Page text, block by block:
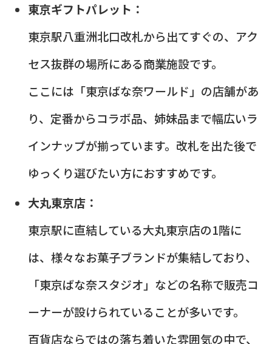
東京ギフトパレット：
東京駅八重洲北口改札から出てすぐの、アク
セス抜群の場所にある商業施設です。
ここには「東京ばな奈ワールド」の店舗があ
り、定番からコラボ品、姉妹品まで幅広いラ
インナップが揃っています。改札を出た後で
ゆっくり選びたい方におすすめです。
大丸東京店：
東京駅に直結している大丸東京店の1階に
は、様々なお菓子ブランドが集結しており、
「東京ばな奈スタジオ」などの名称で販売コ
ーナーが設けられていることが多いです。
百貨店ならではの落ち着いた雰囲気の中で、